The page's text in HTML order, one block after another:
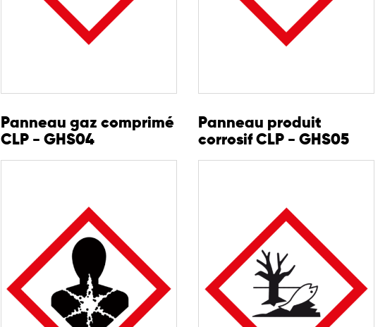
Panneau gaz comprimé
CLP - GHS04
Panneau produit
corrosif CLP - GHS05